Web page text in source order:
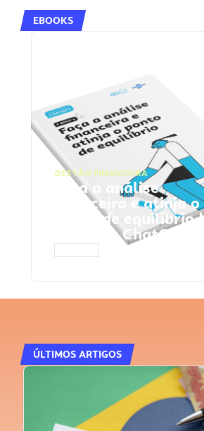
EBOOKS
GESTÃO FINANCEIRA
Faça a análise
financeira e atinja o
ponto de equilíbrio |
Prompts ChatGPT
ÚLTIMOS ARTIGOS